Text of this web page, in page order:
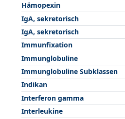
Hämopexin
IgA, sekretorisch
IgA, sekretorisch
Immunfixation
Immunglobuline
Immunglobuline Subklassen
Indikan
Interferon gamma
Interleukine